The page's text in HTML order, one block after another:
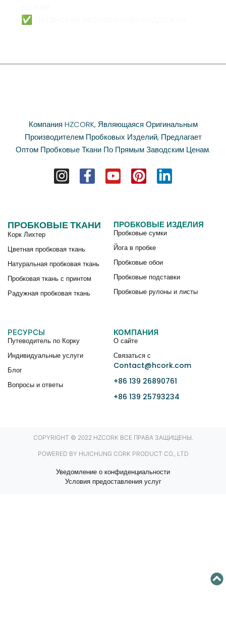
✅ Веганская экологичная подложка
Компания HZCORK, Являющаяся Оригинальным
Производителем Пробковых Изделий, Предлагает
Оптом Пробковые Ткани По Прямым Заводским Ценам.
ПРОБКОВЫЕ ТКАНИ
Корк Лихтер
Цветная пробковая ткань
Натуральная пробковая ткань
Пробковая ткань с принтом
Радужная пробковая ткань
ПРОБКОВЫЕ ИЗДЕЛИЯ
Пробковые сумки
Йога в пробке
Пробковые обои
Пробковые подставки
Пробковые рулоны и листы
РЕСУРСЫ
Путеводитель по Корку
Индивидуальные услуги
Блог
Вопросы и ответы
КОМПАНИЯ
О сайте
Связаться с
Contact@hcork.com
+86 139 26890761
+86 139 25793234
COPYRIGHT © 2022 HZCORK ВСЕ ПРАВА ЗАЩИЩЕНЫ.
POWERED BY HUICHUNG CORK PRODUCT CO., LTD
Уведомление о конфиденциальности
Условия предоставления услуг